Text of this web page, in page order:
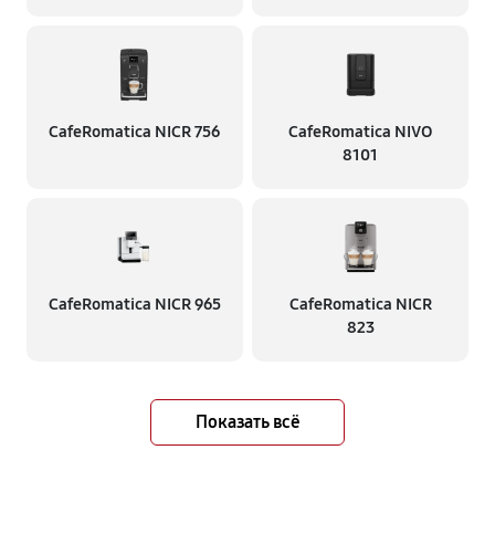
CafeRomatica NICR 756
CafeRomatica NIVO
8101
CafeRomatica NICR 965
CafeRomatica NICR
823
Показать всё